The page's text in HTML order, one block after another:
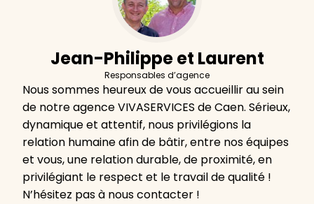
Jean-Philippe et Laurent
Responsables d’agence
Nous sommes heureux de vous accueillir au sein
de notre agence VIVASERVICES de Caen. Sérieux,
dynamique et attentif, nous privilégions la
relation humaine afin de bâtir, entre nos équipes
et vous, une relation durable, de proximité, en
privilégiant le respect et le travail de qualité !
N’hésitez pas à nous contacter !